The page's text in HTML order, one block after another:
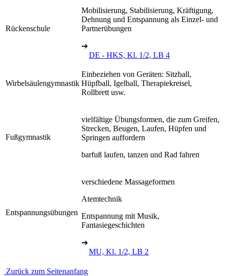
Rückenschule
Mobilisierung, Stabilisierung, Kräftigung,
Dehnung und Entspannung als Einzel- und
Partnerübungen
➔
DE - HKS, Kl. 1/2, LB 4
Wirbelsäulengymnastik
Einbeziehen von Geräten: Sitzball,
Hüpfball, Igelball, Therapiekreisel,
Rollbrett usw.
Fußgymnastik
vielfältige Übungsformen, die zum Greifen,
Strecken, Beugen, Laufen, Hüpfen und
Springen auffordern
barfuß laufen, tanzen und Rad fahren
Entspannungsübungen
verschiedene Massageformen
Atemtechnik
Entspannung mit Musik,
Fantasiegeschichten
➔
MU, Kl. 1/2, LB 2
Zurück zum Seitenanfang